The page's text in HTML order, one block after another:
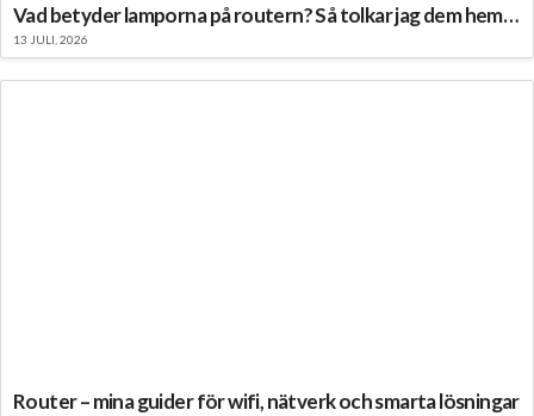
Vad betyder lamporna på routern? Så tolkar jag dem hemma
13 JULI, 2026
Router – mina guider för wifi, nätverk och smarta lösningar